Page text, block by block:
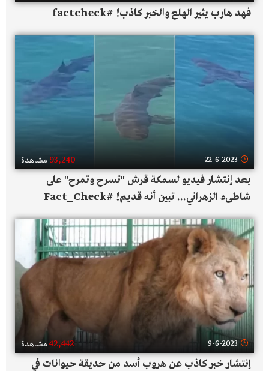
فهد هارب يثير الهلع والخبر كاذب! #factcheck
22-6-2023
93,240 مشاهدة
بعد إنتشار فيديو لسمكة قرش "تسرح وتمرح" على
شاطىء الزهراني... تبين أنه قديم! #Fact_Check
9-6-2023
42,442 مشاهدة
إنتشار خبر كاذب عن هروب أسد من حديقة حيوانات في